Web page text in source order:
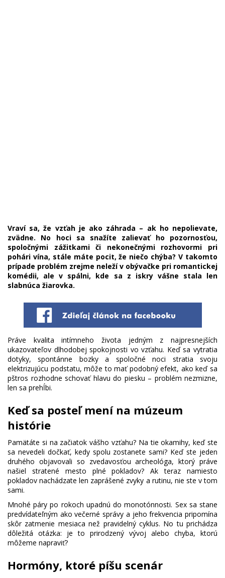
Vraví sa, že vzťah je ako záhrada – ak ho nepolievate,
zvädne. No hoci sa snažíte zalievať ho pozornosťou,
spoločnými zážitkami či nekonečnými rozhovormi pri
pohári vína, stále máte pocit, že niečo chýba? V takomto
prípade problém zrejme neleží v obývačke pri romantickej
komédii, ale v spálni, kde sa z iskry vášne stala len
slabnúca žiarovka.
Práve kvalita intímneho života jedným z najpresnejších
ukazovateľov dlhodobej spokojnosti vo vzťahu. Keď sa vytratia
dotyky, spontánne bozky a spoločné noci stratia svoju
elektrizujúcu podstatu, môže to mať podobný efekt, ako keď sa
pštros rozhodne schovať hlavu do piesku – problém nezmizne,
len sa prehĺbi.
Keď sa posteľ mení na múzeum
histórie
Pamätáte si na začiatok vášho vzťahu? Na tie okamihy, keď ste
sa nevedeli dočkať, kedy spolu zostanete sami? Keď ste jeden
druhého objavovali so zvedavosťou archeológa, ktorý práve
našiel stratené mesto plné pokladov? Ak teraz namiesto
pokladov nachádzate len zaprášené zvyky a rutinu, nie ste v tom
sami.
Mnohé páry po rokoch upadnú do monotónnosti. Sex sa stane
predvídateľným ako večerné správy a jeho frekvencia pripomína
skôr zatmenie mesiaca než pravidelný cyklus. No tu prichádza
dôležitá otázka: je to prirodzený vývoj alebo chyba, ktorú
môžeme napraviť?
Hormóny, ktoré píšu scenár